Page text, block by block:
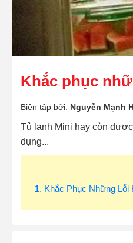
Khắc phục
Biên tập bởi: Nguyễn Mạnh
Tủ lạnh Mini hay còn
dụng...
1. Khắc Phục Những Lỗi